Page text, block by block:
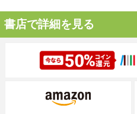
書店で詳細を見る